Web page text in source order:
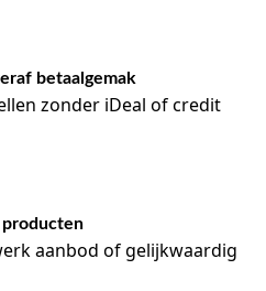
betaalgemak
zonder iDeal of credit
producten
aanbod of gelijkwaardig